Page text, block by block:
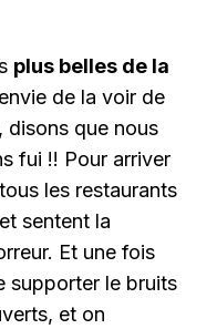
plus belles de la
de la voir de
disons que nous
fui !! Pour arriver
les restaurants
sentent la
Et une fois
supporter le bruits
et on